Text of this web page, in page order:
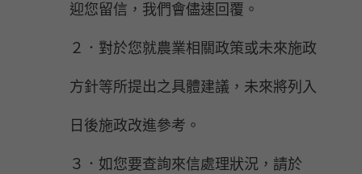
迎您留信，我們會儘速回覆。
２．對於您就農業相關政策或未來施政
方針等所提出之具體建議，未來將列入
日後施政改進參考。
３．如您要查詢來信處理狀況，請於